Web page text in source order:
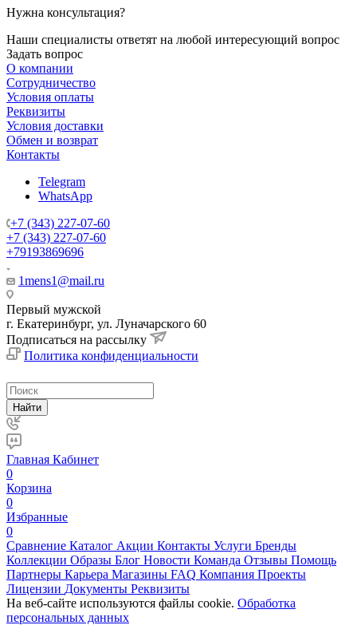
Нужна консультация?
Наши специалисты ответят на любой интересующий вопрос
Задать вопрос
О компании
Сотрудничество
Условия оплаты
Реквизиты
Условия доставки
Обмен и возврат
Контакты
Telegram
WhatsApp
+7 (343) 227-07-60
+7 (343) 227-07-60
+79193869696
1mens1@mail.ru
Первый мужской
г. Екатеринбург, ул. Луначарского 60
Подписаться на рассылку
Политика конфиденциальности
Найти
Главная Кабинет
0
Корзина
0
Избранные
0
Сравнение Каталог Акции Контакты Услуги Бренды
Коллекции Образы Блог Новости Команда Отзывы Помощь
Партнеры Карьера Магазины FAQ Компания Проекты
Лицензии Документы Реквизиты
На веб-сайте используются файлы cookie. Обработка
персональных данных